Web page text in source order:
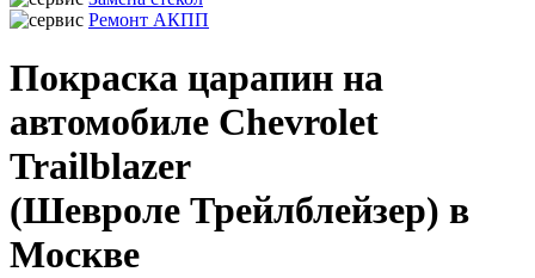
Ремонт АКПП
Покраска царапин на
автомобиле Chevrolet
Trailblazer
(Шевроле Трейлблейзер) в
Москве